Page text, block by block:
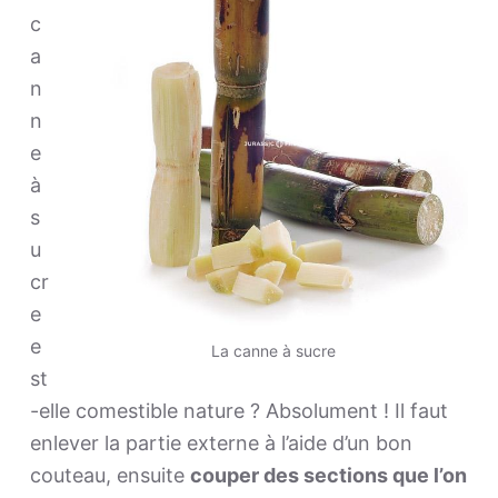
La canne à sucre
c
a
n
n
e
à
s
u
cr
e
e
st
-elle comestible nature ? Absolument ! Il faut
enlever la partie externe à l’aide d’un bon
couteau, ensuite couper des sections que l’on